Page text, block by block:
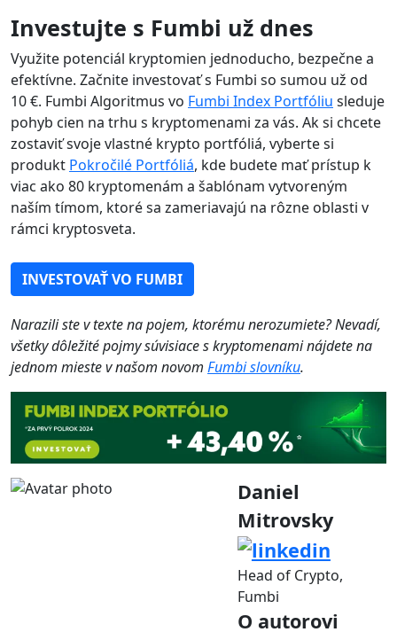
Investujte s Fumbi už dnes
Využite potenciál kryptomien jednoducho, bezpečne a
efektívne. Začnite investovať s Fumbi so sumou už od
10 €. Fumbi Algoritmus vo Fumbi Index Portfóliu sleduje
pohyb cien na trhu s kryptomenami za vás. Ak si chcete
zostaviť svoje vlastné krypto portfóliá, vyberte si
produkt Pokročilé Portfóliá, kde budete mať prístup k
viac ako 80 kryptomenám a šablónam vytvoreným
naším tímom, ktoré sa zameriavajú na rôzne oblasti v
rámci kryptosveta.
INVESTOVAŤ VO FUMBI
Narazili ste v texte na pojem, ktorému nerozumiete? Nevadí,
všetky dôležité pojmy súvisiace s kryptomenami nájdete na
jednom mieste v našom novom Fumbi slovníku.
Daniel
Mitrovsky
Head of Crypto,
Fumbi
O autorovi